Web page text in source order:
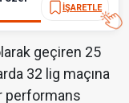
İŞARETLE
geçiren 25
32 lig maçına
performans